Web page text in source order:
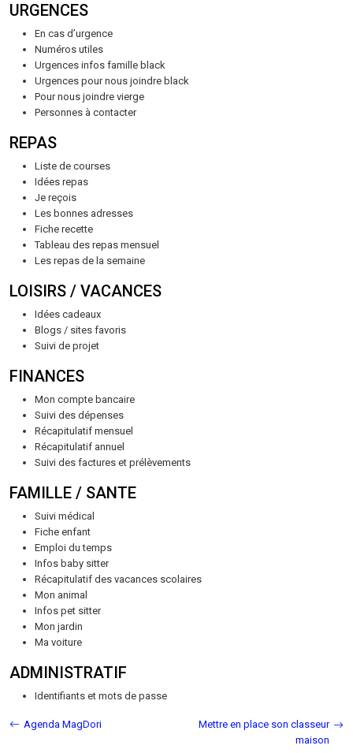
URGENCES
En cas d’urgence
Numéros utiles
Urgences infos famille black
Urgences pour nous joindre black
Pour nous joindre vierge
Personnes à contacter
REPAS
Liste de courses
Idées repas
Je reçois
Les bonnes adresses
Fiche recette
Tableau des repas mensuel
Les repas de la semaine
LOISIRS / VACANCES
Idées cadeaux
Blogs / sites favoris
Suivi de projet
FINANCES
Mon compte bancaire
Suivi des dépenses
Récapitulatif mensuel
Récapitulatif annuel
Suivi des factures et prélèvements
FAMILLE / SANTE
Suivi médical
Fiche enfant
Emploi du temps
Infos baby sitter
Récapitulatif des vacances scolaires
Mon animal
Infos pet sitter
Mon jardin
Ma voiture
ADMINISTRATIF
Identifiants et mots de passe
Agenda MagDori
Mettre en place son classeur
maison